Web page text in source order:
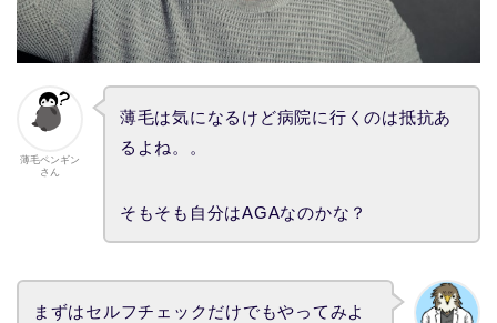
薄毛ペンギン
さん
薄毛は気になるけど病院に行くのは抵抗あ
るよね。。
そもそも自分はAGAなのかな？
まずはセルフチェックだけでもやってみよ